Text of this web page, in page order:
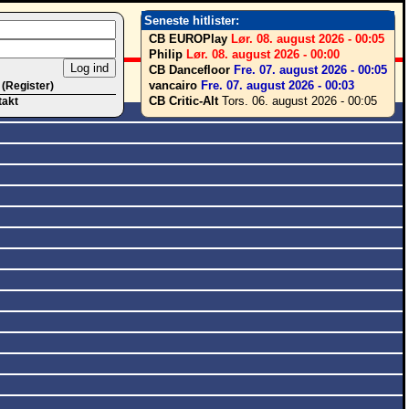
Seneste hitlister:
CB EUROPlay Lør. 08. august 2026 - 00:05
Philip Lør. 08. august 2026 - 00:00
CB Dancefloor Fre. 07. august 2026 - 00:05
vancairo Fre. 07. august 2026 - 00:03
CB Critic-AltTors. 06. august 2026 - 00:05